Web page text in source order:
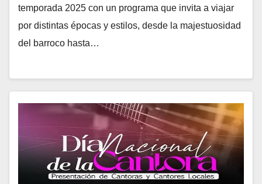
temporada 2025 con un programa que invita a viajar
por distintas épocas y estilos, desde la majestuosidad
del barroco hasta…